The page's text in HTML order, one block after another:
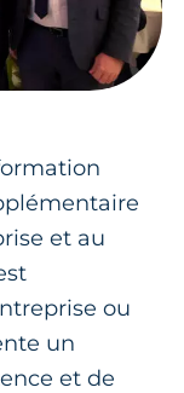
et au
ou
un
et de